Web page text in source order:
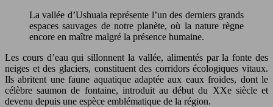
La vallée d’Ushuaia représente l’un des derniers grands
espaces sauvages de notre planète, où la nature règne
encore en maître malgré la présence humaine.
Les cours d’eau qui sillonnent la vallée, alimentés par la fonte des
neiges et des glaciers, constituent des corridors écologiques vitaux.
Ils abritent une faune aquatique adaptée aux eaux froides, dont le
célèbre saumon de fontaine, introduit au début du XXe siècle et
devenu depuis une espèce emblématique de la région.